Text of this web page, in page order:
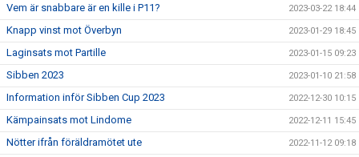
Vem är snabbare är en kille i P11? 2023-03-22 18:44
Knapp vinst mot Överbyn 2023-01-29 18:45
Laginsats mot Partille 2023-01-15 09:23
Sibben 2023 2023-01-10 21:58
Information inför Sibben Cup 2023 2022-12-30 10:15
Kämpainsats mot Lindome 2022-12-11 15:45
Nötter ifrån föräldramötet ute 2022-11-12 09:18